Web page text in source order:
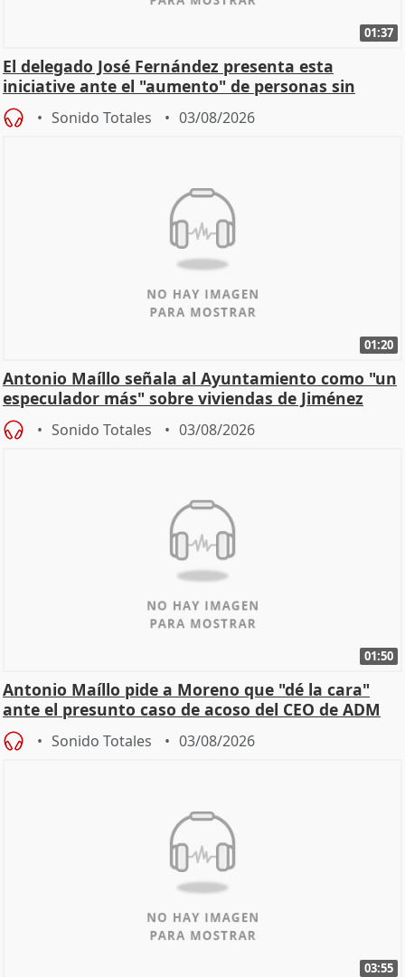
01:37
El delegado José Fernández presenta esta
iniciative ante el "aumento" de personas sin
hogar en Madri
Sonido Totales 03/08/2026
01:20
Antonio Maíllo señala al Ayuntamiento como "un
especulador más" sobre viviendas de Jiménez
Becerril
Sonido Totales 03/08/2026
01:50
Antonio Maíllo pide a Moreno que "dé la cara"
ante el presunto caso de acoso del CEO de ADM
Sonido Totales 03/08/2026
03:55